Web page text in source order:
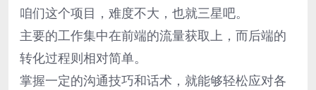
咱们这个项目，难度不大，也就三星吧。
主要的工作集中在前端的流量获取上，而后端的
转化过程则相对简单。
掌握一定的沟通技巧和话术，就能够轻松应对各